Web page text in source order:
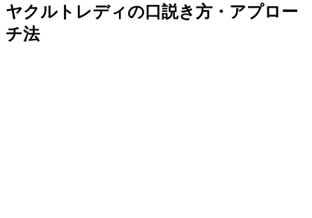
ヤクルトレディの口説き方・アプロー
チ法